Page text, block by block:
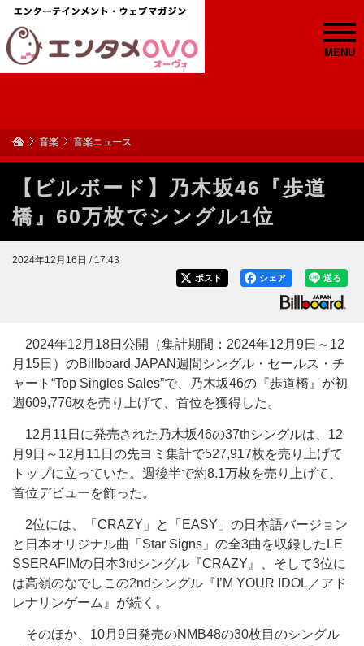
MENU
音楽 音楽ニュース
【ビルボード】乃木坂46『歩道
橋』60万枚でシングル1位
2024年12月16日 / 17:43
送る
シェア
ポスト
2024年12月18日公開（集計期間：2024年12月9日～12
月15日）のBillboard JAPAN週間シングル・セールス・チ
ャート“Top Singles Sales”で、乃木坂46の『歩道橋』が初
週609,776枚を売り上げて、首位を獲得した。
12月11日に発売された乃木坂46の37thシングルは、12
月9日～12月11日の先ヨミ集計で527,917枚を売り上げて
トップに立っていた。週後半で約8.1万枚を売り上げて、
首位デビューを飾った。
2位には、「CRAZY」と「EASY」の日本語バージョン
と日本オリジナル曲「Star Signs」の全3曲を収録したLE
SSERAFIMの日本3rdシングル『CRAZY』、そして3位に
は高嶺のなでしこの2ndシングル『I’M YOUR IDOL／アド
レナリンゲーム』が続く。
そのほか、10月9日発売のNMB48の30枚目のシングル